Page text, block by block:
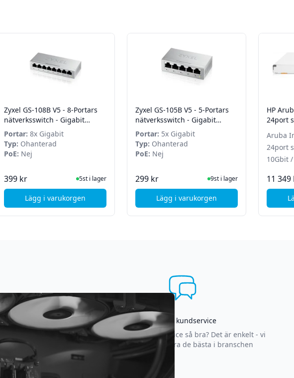
Managed Switch - 8 portar - Gigabit
Zyxel GS-108B V5 - 8-Portars
nätverksswitch - Gigabit
Ethernet
Portar: 8x Gigabit
Typ: Ohanterad
PoE: Nej
399 kr I Lager5st i lager
Lägg i varukorgen, Zyxel GS-108B V5 - 8-Portars nätverksswitch - Gigabit Ethernet
Zyxel GS-105B V5 - 5-Portars
nätverksswitch - Gigabit
Ethernet
Portar: 5x Gigabit
Typ: Ohanterad
PoE: Nej
299 kr I Lager9st i lager
Lägg i varukorgen, Zyxel GS-105B V5 - 5-Portars
HP
24port
Aruba
24port
10Gbit /
11 349
Därför packar och
hastighet
Asgrym kundservice
Varför är vår kundservice så bra? Det är enkelt - vi
strävar efter att vara de bästa i branschen